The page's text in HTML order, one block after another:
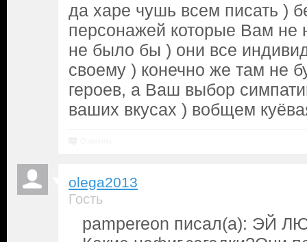
да харе чушь всем писать )
персонажей которые Вам не
не было бы ) они все
своему ) конечно же там не
героев, а Ваш выбор
ваших вкусах ) вобщем
olega2013
Гость
pampereon писал(а): ЭЙ